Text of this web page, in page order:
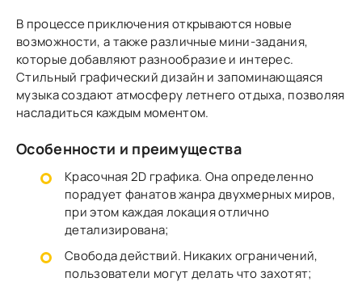
В процессе приключения открываются новые
возможности, а также различные мини-задания,
которые добавляют разнообразие и интерес.
Стильный графический дизайн и запоминающаяся
музыка создают атмосферу летнего отдыха, позволяя
насладиться каждым моментом.
Особенности и преимущества
Красочная 2D графика. Она определенно
порадует фанатов жанра двухмерных миров,
при этом каждая локация отлично
детализирована;
Свобода действий. Никаких ограничений,
пользователи могут делать что захотят;